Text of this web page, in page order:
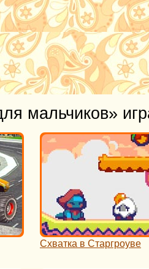
мальчиков»
Схватка в Старгроуве